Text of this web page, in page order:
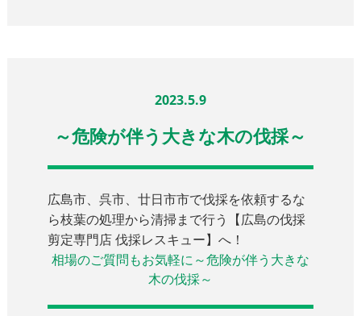
2023.5.9
～危険が伴う大きな木の伐採～
広島市、呉市、廿日市市で伐採を依頼するな
ら枝葉の処理から清掃まで行う【広島の伐採
剪定専門店 伐採レスキュー】へ！
相場のご質問もお気軽に～危険が伴う大きな
木の伐採～